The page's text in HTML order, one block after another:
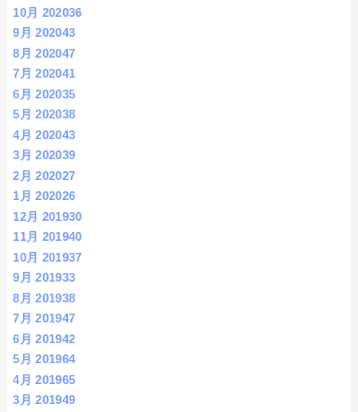
10月 202036
9月 202043
8月 202047
7月 202041
6月 202035
5月 202038
4月 202043
3月 202039
2月 202027
1月 202026
12月 201930
11月 201940
10月 201937
9月 201933
8月 201938
7月 201947
6月 201942
5月 201964
4月 201965
3月 201949